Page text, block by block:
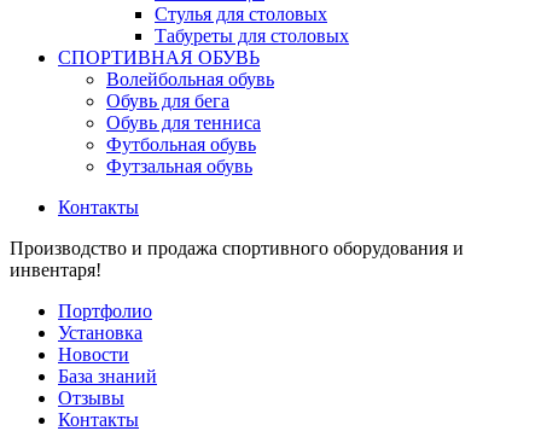
Стулья для столовых
Табуреты для столовых
СПОРТИВНАЯ ОБУВЬ
Волейбольная обувь
Обувь для бега
Обувь для тенниса
Футбольная обувь
Футзальная обувь
Контакты
Производство и продажа спортивного оборудования и
инвентаря!
Портфолио
Установка
Новости
База знаний
Отзывы
Контакты